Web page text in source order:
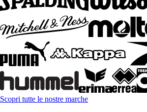
Scopri tutte le nostre marche